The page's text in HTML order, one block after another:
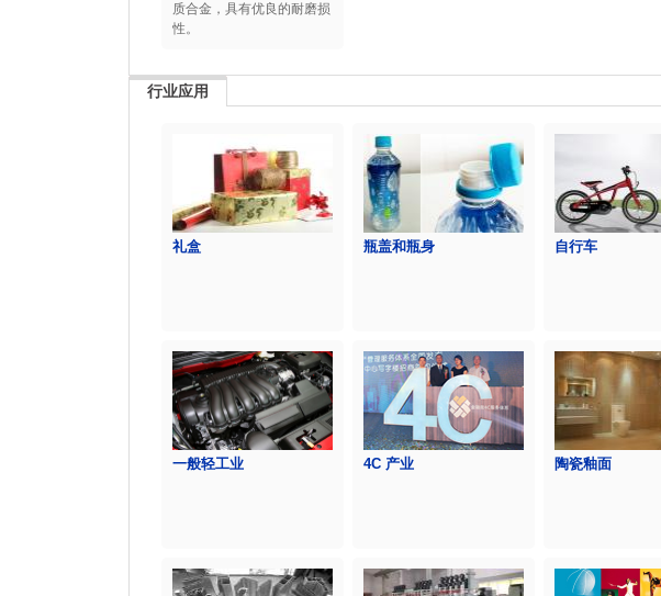
质合金，具有优良的耐磨损
性。
行业应用
礼盒 瓶盖和瓶身 自行车
一般轻工业 4C 产业 陶瓷釉面